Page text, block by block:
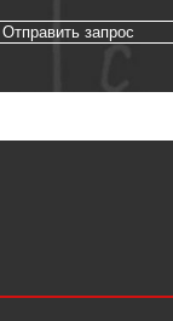
Отправить запрос